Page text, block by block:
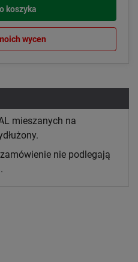
koszyka
wycen
mieszanych na
nie podlegają